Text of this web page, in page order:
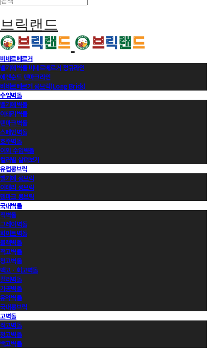
브릭랜드
비네르베르거
벨기에벽돌 비네르베르거 정규라인
에겐순드 덴마크라인
비네르베르거 롱브릭(Long Brick)
수입벽돌
벨기에벽돌
이태리벽돌
덴마크벽돌
스페인벽돌
호주벽돌
이외 수입벽돌
컬러별 살펴보기
유럽롱브릭
벨기에 롱브릭
이태리 롱브릭
덴마크 롱브릭
국내벽돌
적벽돌
그레이벽돌
화이트벽돌
블랙벽돌
적고벽돌
청고벽돌
백고ㆍ회고벽돌
컬러벽돌
가공벽돌
유약벽돌
국내롱브릭
고벽돌
적고벽돌
청고벽돌
백고벽돌